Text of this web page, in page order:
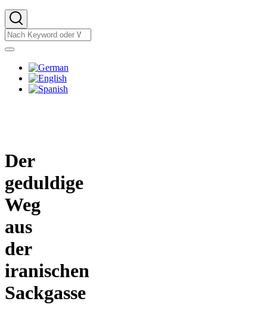
Suche
Suche
Sprachumschalter
Der
geduldige
Weg
aus
der
iranischen
Sackgasse